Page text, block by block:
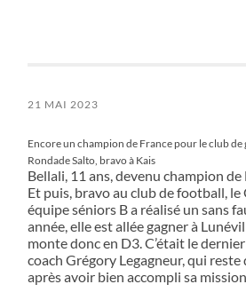
21 MAI 2023
Encore un champion de France pour le club
Rondade Salto, bravo à Kais
Bellali, 11 ans, devenu champion de
Et puis, bravo au club de football, le
équipe séniors B a réalisé un sans
année, elle est allée gagner à
monte donc en D3. C’était le
coach Grégory Legagneur, qui
après avoir bien accompli sa